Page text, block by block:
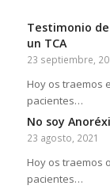
Testimonio
un TCA
23 septiembre,
Hoy os traemos
pacientes…
No soy
23 agosto, 2021
Hoy os traemos
pacientes…